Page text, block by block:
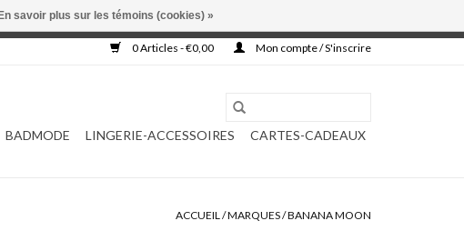
0 Articles - €0,00 Mon compte / S'inscrire
BADMODE LINGERIE-ACCESSOIRES CARTES-CADEAUX
ACCUEIL/MARQUES/BANANA MOON
En savoir plus sur les témoins (cookies) »
traitée, ni complétée.